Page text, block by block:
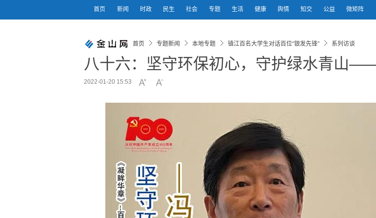
首页 新闻 时政 民生 社会 专题 生活 健康 舆情 知交 公益 微矩阵
首页 专题新闻 本地专题 镇江百名大学生对话百位“银发先锋” 系列访谈
八十六：坚守环保初心，守护绿水青山
2022-01-20 15:53